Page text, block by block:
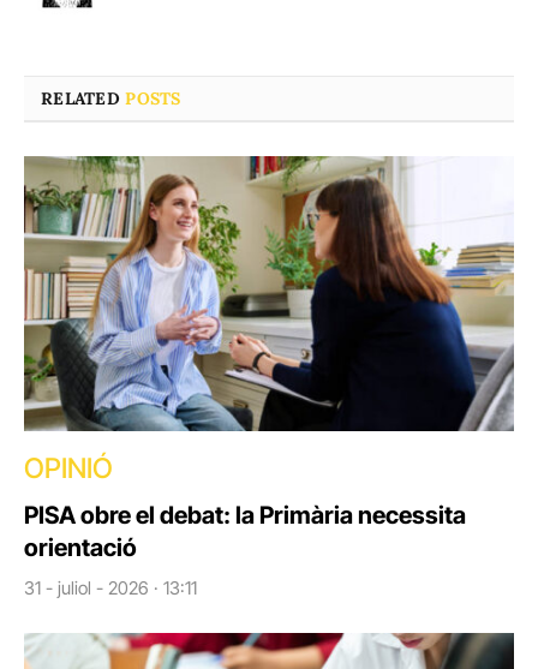
RELATEDPOSTS
OPINIÓ
PISA obre el debat: la Primària necessita
orientació
31 - juliol - 2026 · 13:11